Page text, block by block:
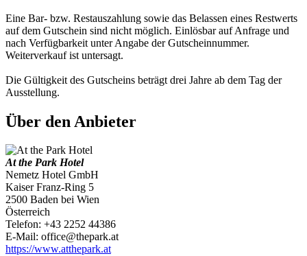
Eine Bar- bzw. Restauszahlung sowie das Belassen eines Restwerts
auf dem Gutschein sind nicht möglich. Einlösbar auf Anfrage und
nach Verfügbarkeit unter Angabe der Gutscheinnummer.
Weiterverkauf ist untersagt.
Die Gültigkeit des Gutscheins beträgt drei Jahre ab dem Tag der
Ausstellung.
Über den Anbieter
At the Park Hotel
Nemetz Hotel GmbH
Kaiser Franz-Ring 5
2500 Baden bei Wien
Österreich
Telefon: +43 2252 44386
E-Mail: office@thepark.at
https://www.atthepark.at